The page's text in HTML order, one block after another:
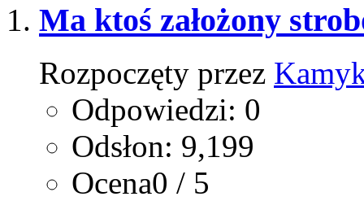
Ma ktoś założony
Rozpoczęty przez
Odpowiedzi: 0
Odsłon: 9,199
Ocena0 / 5